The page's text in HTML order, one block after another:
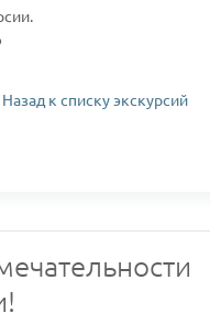
Назад к списку экскурсий